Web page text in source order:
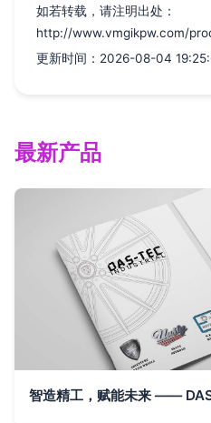
如若转载，请注明出处：
http://www.vmgikpw.com/
更新时间：2026-08-04
最新产品